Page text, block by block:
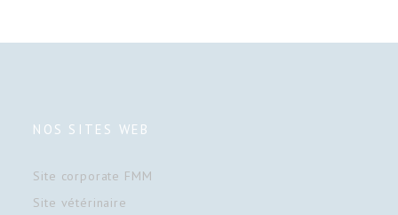
NOS SITES WEB
Site corporate FMM
Site vétérinaire